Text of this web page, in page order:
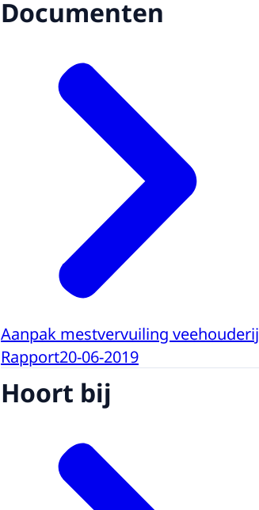
Documenten
Aanpak mestvervuiling veehouderij
Rapport20-06-2019
Hoort bij